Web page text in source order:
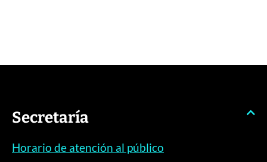
Secretaría
Horario de atención al público